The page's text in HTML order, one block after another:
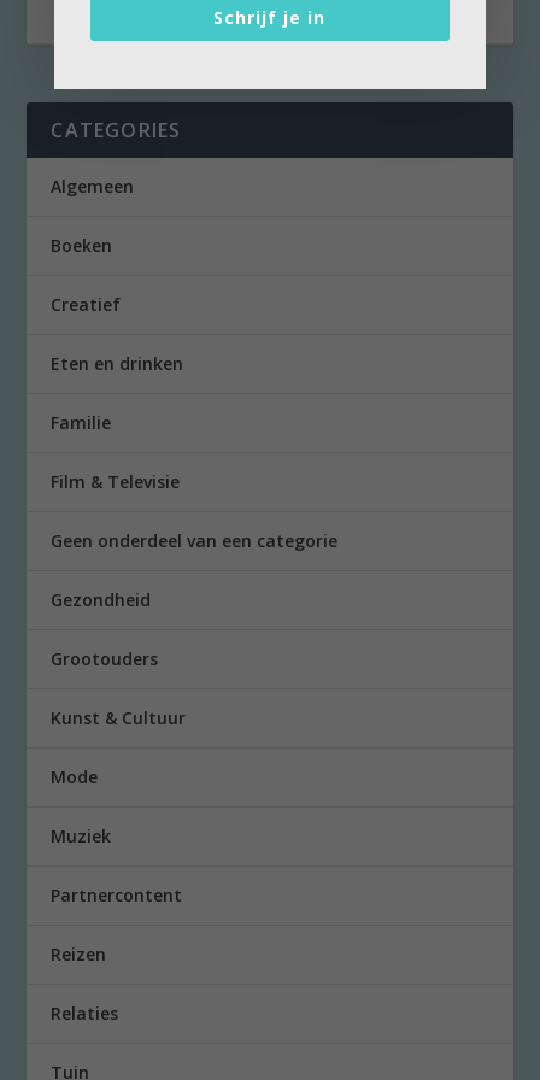
CATEGORIES
Algemeen
Boeken
Creatief
Eten en drinken
Familie
Film & Televisie
Geen onderdeel van een categorie
Gezondheid
Grootouders
Kunst & Cultuur
Mode
Muziek
Partnercontent
Reizen
Relaties
Tuin
Schrijf je in